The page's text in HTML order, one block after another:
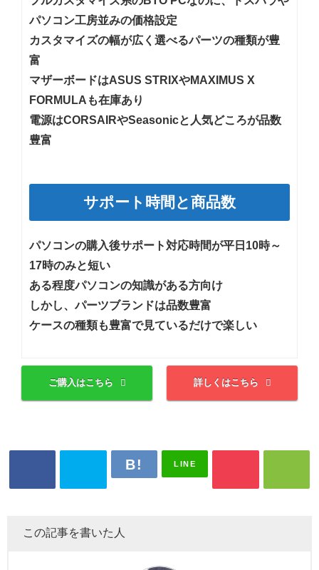
パソコン工房並みの価格設定
カスタマイズの幅が広く選べるパーツの種類が豊
富
マザーボードはASUS STRIXやMAXIMUS X
FORMULAも在庫あり
電源はCORSAIRやSeasonicと人気どころが品数
豊富
サポート時間と商品数
パソコンの購入後サポート対応時間が平日10時～
17時のみと短い
ある程度パソコンの知識がある方向け
しかし、パーツブランドは品数豊富
ケースの種類も豊富で見ているだけで楽しい
ご購入はこちら 詳しくはこちら
LINE
この記事を書いた人